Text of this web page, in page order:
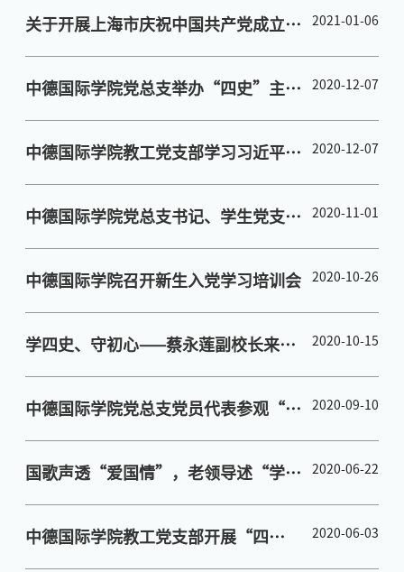
关于开展上海市庆祝中国共产党成立
2021-01-06
​中德国际学院党总支举办“四史”主题
2020-12-07
中德国际学院教工党支部学习习近平总
2020-12-07
中德国际学院党总支书记、学生党支部
班做四史专题党课学习
2020-11-01
中德国际学院召开新生入党学习培训会 2020-10-26
学四史、守初心——蔡永莲副校长来我
2020-10-15
中德国际学院党总支党员代表参观“我
题展
2020-09-10
国歌声透“爱国情”，老领导述“学四
2020-06-22
中德国际学院教工党支部开展“四
2020-06-03